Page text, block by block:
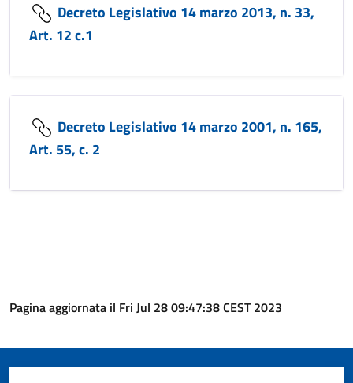
Decreto Legislativo 14 marzo 2013, n. 33,
Art. 12 c.1
Decreto Legislativo 14 marzo 2001, n. 165,
Art. 55, c. 2
Pagina aggiornata il Fri Jul 28 09:47:38 CEST 2023